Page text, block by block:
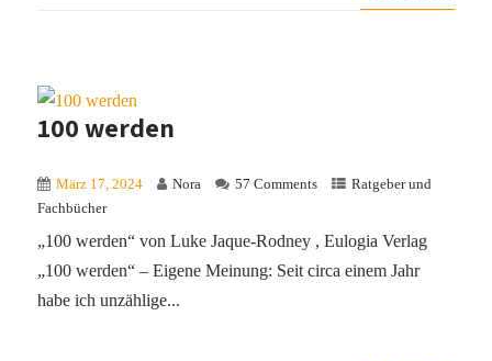
100 werden
März 17, 2024 Nora 57 Comments
Ratgeber und
Fachbücher
„100 werden“ von Luke Jaque-Rodney , Eulogia Verlag
„100 werden“ – Eigene Meinung: Seit circa einem Jahr
habe ich unzählige...